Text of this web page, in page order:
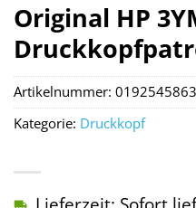
Original HP
Artikelnummer:
Kategorie: Druckkopf